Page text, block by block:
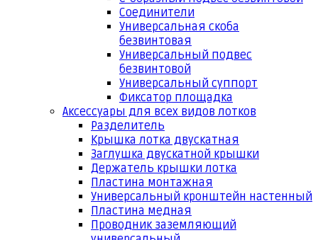
Соединители
Универсальная скоба
безвинтовая
Универсальный подвес
безвинтовой
Универсальный суппорт
Фиксатор площадка
Аксессуары для всех видов лотков
Разделитель
Крышка лотка двускатная
Заглушка двускатной крышки
Держатель крышки лотка
Пластина монтажная
Универсальный кронштейн настенный
Пластина медная
Проводник заземляющий